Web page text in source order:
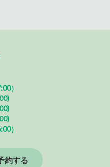
）
）
約する